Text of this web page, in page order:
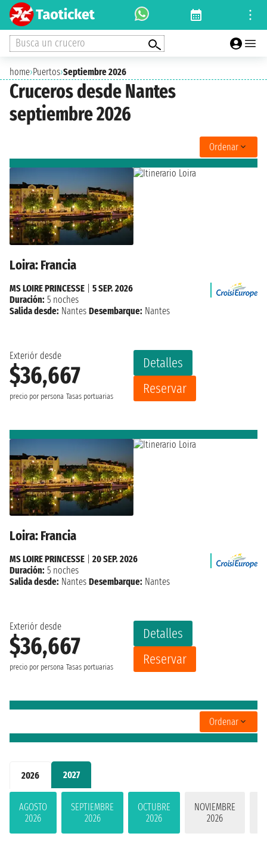
Busca un crucero
home›Puertos›Septiembre 2026
Cruceros desde Nantes
septiembre 2026
2026 2027
AGOSTO
2026
SEPTIEMBRE
2026
OCTUBRE
2026
NOVIEMBRE
2026
Ordenar
Loira: Francia
Exteriór desde
$36,667
precio por persona Tasas portuarias
Detalles
Reservar
MS LOIRE PRINCESSE
5 SEP. 2026
Duración: 5 noches
Salida desde: Nantes Desembarque: Nantes
Loira: Francia
Exteriór desde
$36,667
precio por persona Tasas portuarias
Detalles
Reservar
MS LOIRE PRINCESSE
20 SEP. 2026
Duración: 5 noches
Salida desde: Nantes Desembarque: Nantes
Ordenar